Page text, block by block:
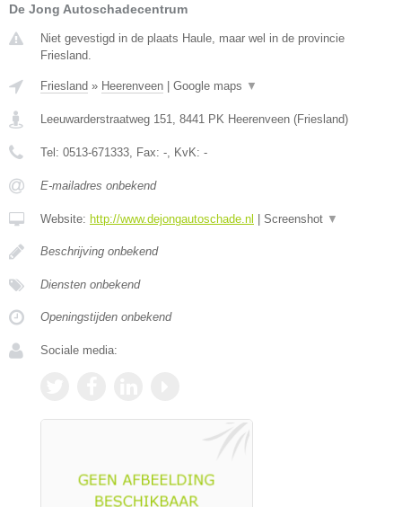
De Jong Autoschadecentrum
Niet gevestigd in de plaats Haule, maar wel in de provincie
Friesland.
Friesland » Heerenveen Google maps ▼
Leeuwarderstraatweg 151, 8441 PK Heerenveen (Friesland)
Tel: 0513-671333, Fax: -, KvK: -
E-mailadres onbekend
Website: http://www.dejongautoschade.nl Screenshot ▼
Beschrijving onbekend
Diensten onbekend
Openingstijden onbekend
Sociale media: